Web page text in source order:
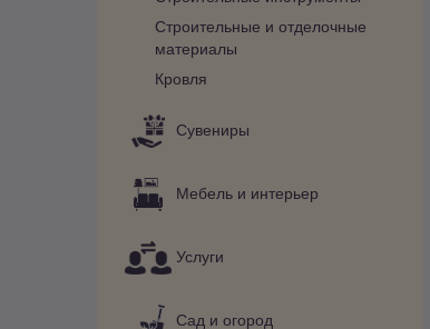
Строительные и отделочные
материалы
Кровля
Сувениры
Мебель и интерьер
Услуги
Сад и огород